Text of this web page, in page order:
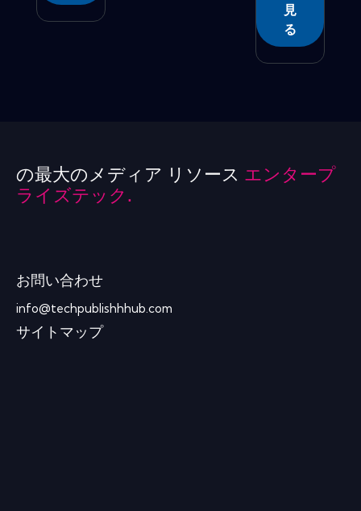
見
る
の最大のメディア リソース エンタープ
ライズテック.
お問い合わせ
info@techpublishhhub.com
サイトマップ